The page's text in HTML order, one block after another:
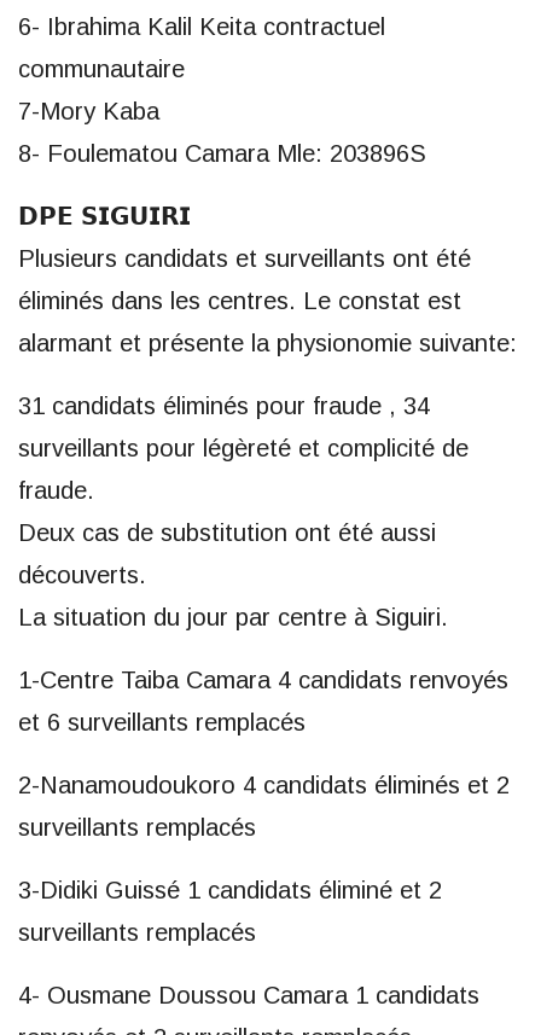
6- Ibrahima Kalil Keita contractuel
communautaire
7-Mory Kaba
8- Foulematou Camara Mle: 203896S
𝗗𝗣𝗘 𝗦𝗜𝗚𝗨𝗜𝗥𝗜
Plusieurs candidats et surveillants ont été
éliminés dans les centres. Le constat est
alarmant et présente la physionomie suivante:
31 candidats éliminés pour fraude , 34
surveillants pour légèreté et complicité de
fraude.
Deux cas de substitution ont été aussi
découverts.
La situation du jour par centre à Siguiri.
1-Centre Taiba Camara 4 candidats renvoyés
et 6 surveillants remplacés
2-Nanamoudoukoro 4 candidats éliminés et 2
surveillants remplacés
3-Didiki Guissé 1 candidats éliminé et 2
surveillants remplacés
4- Ousmane Doussou Camara 1 candidats